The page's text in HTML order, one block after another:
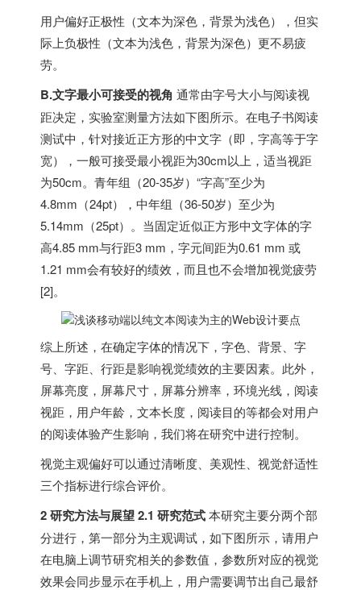
用户偏好正极性（文本为深色，背景为浅色），但实
际上负极性（文本为浅色，背景为深色）更不易疲
劳。
B.文字最小可接受的视角 通常由字号大小与阅读视
距决定，实验室测量方法如下图所示。在电子书阅读
测试中，针对接近正方形的中文字（即，字高等于字
宽），一般可接受最小视距为30cm以上，适当视距
为50cm。青年组（20-35岁）“字高”至少为
4.8mm（24pt），中年组（36-50岁）至少为
5.14mm（25pt）。当固定近似正方形中文字体的字
高4.85 mm与行距3 mm，字元间距为0.61 mm 或
1.21 mm会有较好的绩效，而且也不会增加视觉疲劳
[2]。
综上所述，在确定字体的情况下，字色、背景、字
号、字距、行距是影响视觉绩效的主要因素。此外，
屏幕亮度，屏幕尺寸，屏幕分辨率，环境光线，阅读
视距，用户年龄，文本长度，阅读目的等都会对用户
的阅读体验产生影响，我们将在研究中进行控制。
视觉主观偏好可以通过清晰度、美观性、视觉舒适性
三个指标进行综合评价。
2 研究方法与展望 2.1 研究范式本研究主要分两个部
分进行，第一部分为主观调试，如下图所示，请用户
在电脑上调节研究相关的参数值，参数所对应的视觉
效果会同步显示在手机上，用户需要调节出自己最舒